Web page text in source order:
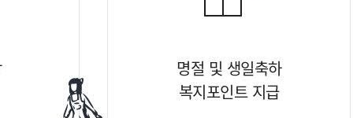
명절 및 생일축하
복지포인트 지급